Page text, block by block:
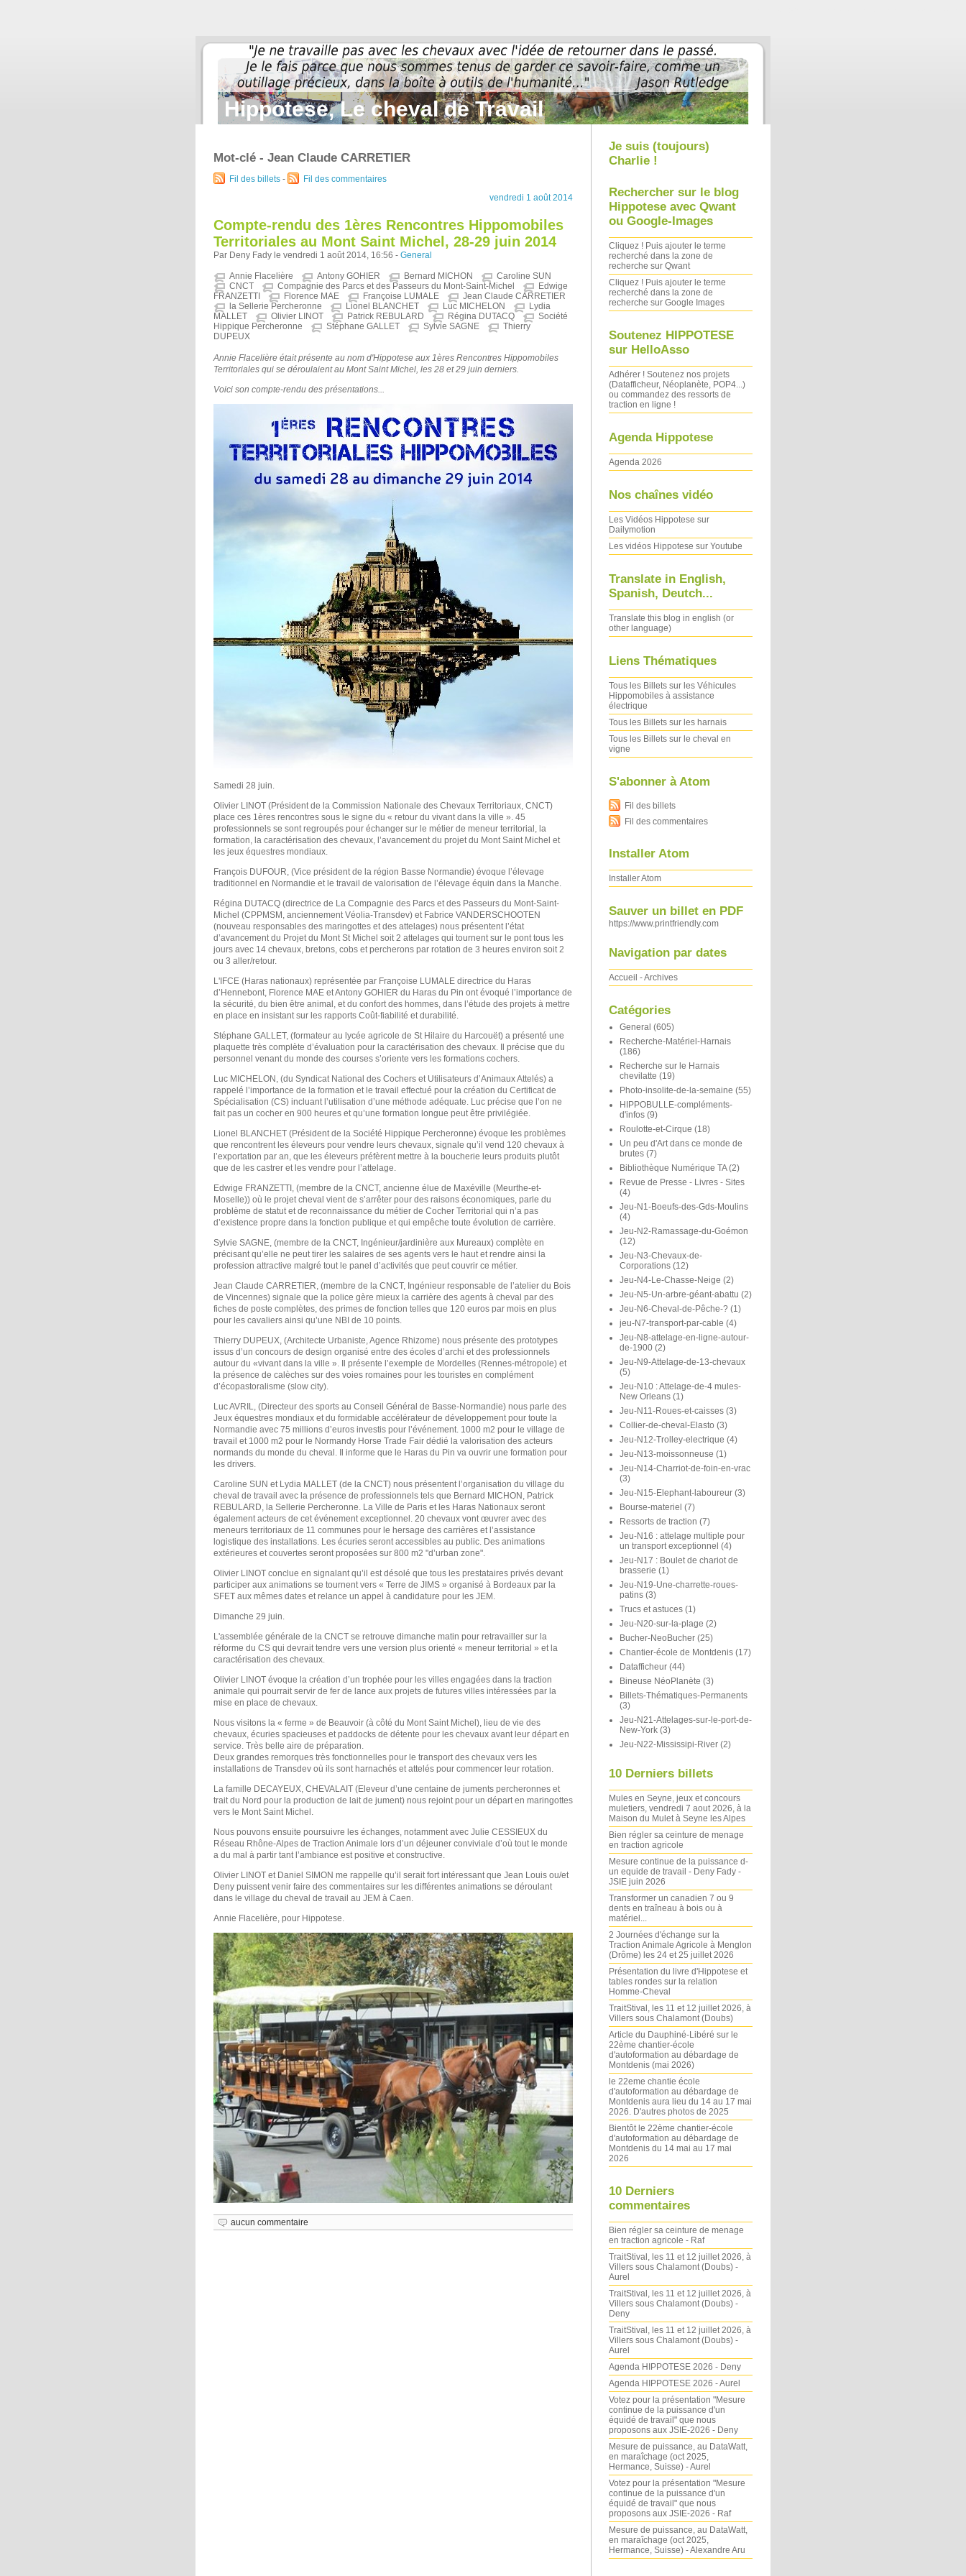
Hippotese, Le cheval de Travail
Mot-clé - Jean Claude CARRETIER
Fil des billets -
Fil des commentaires
vendredi 1 août 2014
Compte-rendu des 1ères Rencontres Hippomobiles
Territoriales au Mont Saint Michel, 28-29 juin 2014
Par Deny Fady le vendredi 1 août 2014, 16:56 - General
Annie Flacelière Antony GOHIER Bernard MICHON
Caroline SUN
CNCT
Compagnie des Parcs et des Passeurs du Mont-Saint-Michel
Edwige
FRANZETTI
Florence MAE Françoise LUMALE
Jean Claude CARRETIER
la Sellerie Percheronne
Lionel BLANCHET Luc MICHELON
Lydia
MALLET
Olivier LINOT Patrick REBULARD Régina DUTACQ
Société
Hippique Percheronne
Stéphane GALLET Sylvie SAGNE
Thierry
DUPEUX
Annie Flacelière était présente au nom d'Hippotese aux 1ères Rencontres Hippomobiles
Territoriales qui se déroulaient au Mont Saint Michel, les 28 et 29 juin derniers.
Voici son compte-rendu des présentations...
Samedi 28 juin.
Olivier LINOT (Président de la Commission Nationale des Chevaux Territoriaux, CNCT)
place ces 1ères rencontres sous le signe du « retour du vivant dans la ville ». 45
professionnels se sont regroupés pour échanger sur le métier de meneur territorial, la
formation, la caractérisation des chevaux, l’avancement du projet du Mont Saint Michel et
les jeux équestres mondiaux.
François DUFOUR, (Vice président de la région Basse Normandie) évoque l’élevage
traditionnel en Normandie et le travail de valorisation de l’élevage équin dans la Manche.
Régina DUTACQ (directrice de La Compagnie des Parcs et des Passeurs du Mont-Saint-
Michel (CPPMSM, anciennement Véolia-Transdev) et Fabrice VANDERSCHOOTEN
(nouveau responsables des maringottes et des attelages) nous présentent l’état
d’avancement du Projet du Mont St Michel soit 2 attelages qui tournent sur le pont tous les
jours avec 14 chevaux, bretons, cobs et percherons par rotation de 3 heures environ soit 2
ou 3 aller/retour.
L'IFCE (Haras nationaux) représentée par Françoise LUMALE directrice du Haras
d’Hennebont, Florence MAE et Antony GOHIER du Haras du Pin ont évoqué l’importance de
la sécurité, du bien être animal, et du confort des hommes, dans l’étude des projets à mettre
en place en insistant sur les rapports Coût-fiabilité et durabilité.
Stéphane GALLET, (formateur au lycée agricole de St Hilaire du Harcouët) a présenté une
plaquette très complète d’évaluation pour la caractérisation des chevaux. Il précise que du
personnel venant du monde des courses s’oriente vers les formations cochers.
Luc MICHELON, (du Syndicat National des Cochers et Utilisateurs d’Animaux Attelés) a
rappelé l’importance de la formation et le travail effectué pour la création du Certificat de
Spécialisation (CS) incluant l’utilisation d’une méthode adéquate. Luc précise que l’on ne
fait pas un cocher en 900 heures et qu’une formation longue peut être privilégiée.
Lionel BLANCHET (Président de la Société Hippique Percheronne) évoque les problèmes
que rencontrent les éleveurs pour vendre leurs chevaux, signale qu’il vend 120 chevaux à
l’exportation par an, que les éleveurs préfèrent mettre à la boucherie leurs produits plutôt
que de les castrer et les vendre pour l’attelage.
Edwige FRANZETTI, (membre de la CNCT, ancienne élue de Maxéville (Meurthe-et-
Moselle)) où le projet cheval vient de s’arrêter pour des raisons économiques, parle du
problème de statut et de reconnaissance du métier de Cocher Territorial qui n’a pas
d’existence propre dans la fonction publique et qui empêche toute évolution de carrière.
Sylvie SAGNE, (membre de la CNCT, Ingénieur/jardinière aux Mureaux) complète en
précisant qu’elle ne peut tirer les salaires de ses agents vers le haut et rendre ainsi la
profession attractive malgré tout le panel d’activités que peut couvrir ce métier.
Jean Claude CARRETIER, (membre de la CNCT, Ingénieur responsable de l’atelier du Bois
de Vincennes) signale que la police gère mieux la carrière des agents à cheval par des
fiches de poste complètes, des primes de fonction telles que 120 euros par mois en plus
pour les cavaliers ainsi qu’une NBI de 10 points.
Thierry DUPEUX, (Architecte Urbaniste, Agence Rhizome) nous présente des prototypes
issus d’un concours de design organisé entre des écoles d’archi et des professionnels
autour du «vivant dans la ville ». Il présente l’exemple de Mordelles (Rennes-métropole) et
la présence de calèches sur des voies romaines pour les touristes en complément
d’écopastoralisme (slow city).
Luc AVRIL, (Directeur des sports au Conseil Général de Basse-Normandie) nous parle des
Jeux équestres mondiaux et du formidable accélérateur de développement pour toute la
Normandie avec 75 millions d’euros investis pour l’événement. 1000 m2 pour le village de
travail et 1000 m2 pour le Normandy Horse Trade Fair dédié la valorisation des acteurs
normands du monde du cheval. Il informe que le Haras du Pin va ouvrir une formation pour
les drivers.
Caroline SUN et Lydia MALLET (de la CNCT) nous présentent l’organisation du village du
cheval de travail avec la présence de professionnels tels que Bernard MICHON, Patrick
REBULARD, la Sellerie Percheronne. La Ville de Paris et les Haras Nationaux seront
également acteurs de cet événement exceptionnel. 20 chevaux vont œuvrer avec des
meneurs territoriaux de 11 communes pour le hersage des carrières et l’assistance
logistique des installations. Les écuries seront accessibles au public. Des animations
extérieures et couvertes seront proposées sur 800 m2 "d’urban zone".
Olivier LINOT conclue en signalant qu’il est désolé que tous les prestataires privés devant
participer aux animations se tournent vers « Terre de JIMS » organisé à Bordeaux par la
SFET aux mêmes dates et relance un appel à candidature pour les JEM.
Dimanche 29 juin.
L'assemblée générale de la CNCT se retrouve dimanche matin pour retravailler sur la
réforme du CS qui devrait tendre vers une version plus orienté « meneur territorial » et la
caractérisation des chevaux.
Olivier LINOT évoque la création d’un trophée pour les villes engagées dans la traction
animale qui pourrait servir de fer de lance aux projets de futures villes intéressées par la
mise en place de chevaux.
Nous visitons la « ferme » de Beauvoir (à côté du Mont Saint Michel), lieu de vie des
chevaux, écuries spacieuses et paddocks de détente pour les chevaux avant leur départ en
service. Très belle aire de préparation.
Deux grandes remorques très fonctionnelles pour le transport des chevaux vers les
installations de Transdev où ils sont harnachés et attelés pour commencer leur rotation.
La famille DECAYEUX, CHEVALAIT (Eleveur d’une centaine de juments percheronnes et
trait du Nord pour la production de lait de jument) nous rejoint pour un départ en maringottes
vers le Mont Saint Michel.
Nous pouvons ensuite poursuivre les échanges, notamment avec Julie CESSIEUX du
Réseau Rhône-Alpes de Traction Animale lors d’un déjeuner conviviale d’où tout le monde
a du mal à partir tant l’ambiance est positive et constructive.
Olivier LINOT et Daniel SIMON me rappelle qu’il serait fort intéressant que Jean Louis ou/et
Deny puissent venir faire des commentaires sur les différentes animations se déroulant
dans le village du cheval de travail au JEM à Caen.
Annie Flacelière, pour Hippotese.
aucun commentaire
Je suis (toujours)
Charlie !
Rechercher sur le blog
Hippotese avec Qwant
ou Google-Images
Cliquez ! Puis ajouter le terme
recherché dans la zone de
recherche sur Qwant
Cliquez ! Puis ajouter le terme
recherché dans la zone de
recherche sur Google Images
Soutenez HIPPOTESE
sur HelloAsso
Adhérer ! Soutenez nos projets
(Datafficheur, Néoplanète, POP4...)
ou commandez des ressorts de
traction en ligne !
Agenda Hippotese
Agenda 2026
Nos chaînes vidéo
Les Vidéos Hippotese sur
Dailymotion
Les vidéos Hippotese sur Youtube
Translate in English,
Spanish, Deutch...
Translate this blog in english (or
other language)
Liens Thématiques
Tous les Billets sur les Véhicules
Hippomobiles à assistance
électrique
Tous les Billets sur les harnais
Tous les Billets sur le cheval en
vigne
S'abonner à Atom
Fil des billets
Fil des commentaires
Installer Atom
Installer Atom
Sauver un billet en PDF
https://www.printfriendly.com
Navigation par dates
Accueil -Archives
Catégories
General (605)
Recherche-Matériel-Harnais
(186)
Recherche sur le Harnais
chevilatte (19)
Photo-insolite-de-la-semaine (55)
HIPPOBULLE-compléments-
d'infos (9)
Roulotte-et-Cirque (18)
Un peu d'Art dans ce monde de
brutes (7)
Bibliothèque Numérique TA (2)
Revue de Presse - Livres - Sites
(4)
Jeu-N1-Boeufs-des-Gds-Moulins
(4)
Jeu-N2-Ramassage-du-Goémon
(12)
Jeu-N3-Chevaux-de-
Corporations (12)
Jeu-N4-Le-Chasse-Neige (2)
Jeu-N5-Un-arbre-géant-abattu (2)
Jeu-N6-Cheval-de-Pêche-? (1)
jeu-N7-transport-par-cable (4)
Jeu-N8-attelage-en-ligne-autour-
de-1900 (2)
Jeu-N9-Attelage-de-13-chevaux
(5)
Jeu-N10 : Attelage-de-4 mules-
New Orleans (1)
Jeu-N11-Roues-et-caisses (3)
Collier-de-cheval-Elasto (3)
Jeu-N12-Trolley-electrique (4)
Jeu-N13-moissonneuse (1)
Jeu-N14-Charriot-de-foin-en-vrac
(3)
Jeu-N15-Elephant-laboureur (3)
Bourse-materiel (7)
Ressorts de traction (7)
Jeu-N16 : attelage multiple pour
un transport exceptionnel (4)
Jeu-N17 : Boulet de chariot de
brasserie (1)
Jeu-N19-Une-charrette-roues-
patins (3)
Trucs et astuces (1)
Jeu-N20-sur-la-plage (2)
Bucher-NeoBucher (25)
Chantier-école de Montdenis (17)
Datafficheur (44)
Bineuse NéoPlanète (3)
Billets-Thématiques-Permanents
(3)
Jeu-N21-Attelages-sur-le-port-de-
New-York (3)
Jeu-N22-Mississipi-River (2)
10 Derniers billets
Mules en Seyne, jeux et concours
muletiers, vendredi 7 aout 2026, à la
Maison du Mulet à Seyne les Alpes
Bien régler sa ceinture de menage
en traction agricole
Mesure continue de la puissance d-
un equide de travail - Deny Fady -
JSIE juin 2026
Transformer un canadien 7 ou 9
dents en traîneau à bois ou à
matériel...
2 Journées d'échange sur la
Traction Animale Agricole à Menglon
(Drôme) les 24 et 25 juillet 2026
Présentation du livre d'Hippotese et
tables rondes sur la relation
Homme-Cheval
TraitStival, les 11 et 12 juillet 2026, à
Villers sous Chalamont (Doubs)
Article du Dauphiné-Libéré sur le
22ème chantier-école
d'autoformation au débardage de
Montdenis (mai 2026)
le 22eme chantie école
d'autoformation au débardage de
Montdenis aura lieu du 14 au 17 mai
2026. D'autres photos de 2025
Bientôt le 22ème chantier-école
d'autoformation au débardage de
Montdenis du 14 mai au 17 mai
2026
10 Derniers
commentaires
Bien régler sa ceinture de menage
en traction agricole - Raf
TraitStival, les 11 et 12 juillet 2026, à
Villers sous Chalamont (Doubs) -
Aurel
TraitStival, les 11 et 12 juillet 2026, à
Villers sous Chalamont (Doubs) -
Deny
TraitStival, les 11 et 12 juillet 2026, à
Villers sous Chalamont (Doubs) -
Aurel
Agenda HIPPOTESE 2026 - Deny
Agenda HIPPOTESE 2026 - Aurel
Votez pour la présentation "Mesure
continue de la puissance d'un
équidé de travail" que nous
proposons aux JSIE-2026 - Deny
Mesure de puissance, au DataWatt,
en maraîchage (oct 2025,
Hermance, Suisse) - Aurel
Votez pour la présentation "Mesure
continue de la puissance d'un
équidé de travail" que nous
proposons aux JSIE-2026 - Raf
Mesure de puissance, au DataWatt,
en maraîchage (oct 2025,
Hermance, Suisse) - Alexandre Aru